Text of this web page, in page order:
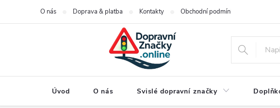
O nás Doprava & platba Kontakty Obchodní podmínky
Úvod O nás Svislé dopravní značky